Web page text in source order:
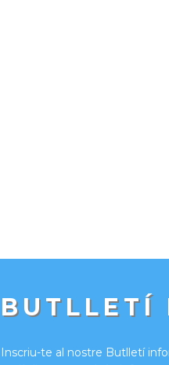
BUTLLETÍ
Inscriu-te al nostre Butlletí